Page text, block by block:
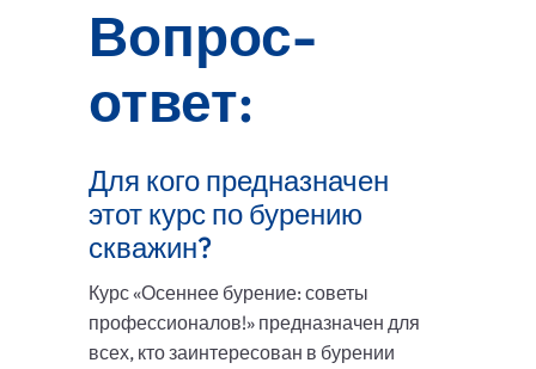
Вопрос-
ответ:
Для кого предназначен
этот курс по бурению
скважин?
Курс «Осеннее бурение: советы
профессионалов!» предназначен для
всех, кто заинтересован в бурении